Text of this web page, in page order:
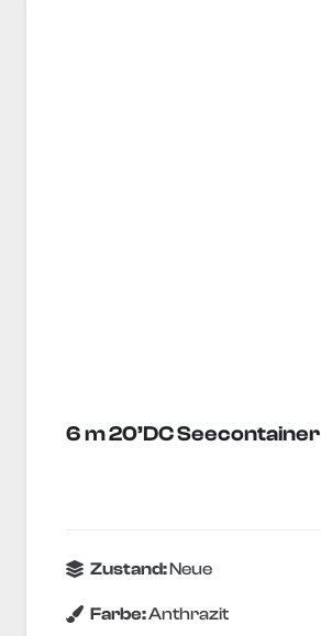
6 m 20’DC Seecontainer
Zustand:Neue
Farbe:Anthrazit